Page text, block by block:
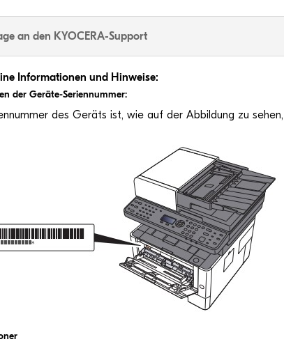
an den KYOCERA-Support
Infor­ma­tio­nen und Hinweise:
der Geräte-Seriennummer:
des Geräts ist, wie auf der Abbil­dung zu